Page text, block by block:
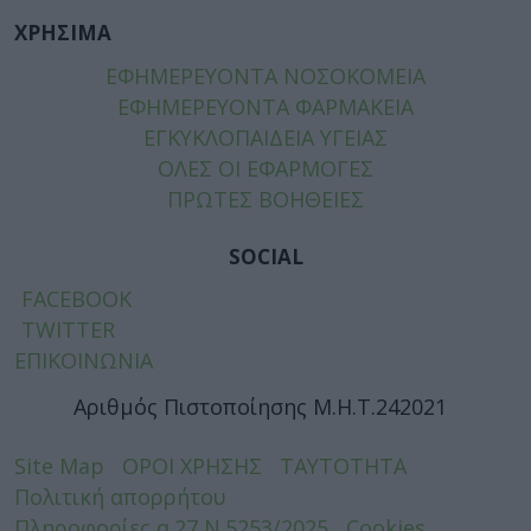
ΧΡΗΣΙΜΑ
ΕΦΗΜΕΡΕΥΟΝΤΑ ΝΟΣΟΚΟΜΕΙΑ
ΕΦΗΜΕΡΕΥΟΝΤΑ ΦΑΡΜΑΚΕΙΑ
ΕΓΚΥΚΛΟΠΑΙΔΕΙΑ ΥΓΕΙΑΣ
ΟΛΕΣ ΟΙ ΕΦΑΡΜΟΓΕΣ
ΠΡΩΤΕΣ ΒΟΗΘΕΙΕΣ
SOCIAL
FACEBOOK
TWITTER
ΕΠΙΚΟΙΝΩΝΙΑ
Αριθμός Πιστοποίησης Μ.Η.Τ.242021
Site Map ΟΡΟΙ ΧΡΗΣΗΣ
ΤΑΥΤΟΤΗΤΑ
Πολιτική απορρήτου